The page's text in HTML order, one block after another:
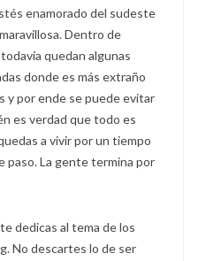
enamorado del sudeste
Dentro de
quedan algunas
donde es más extraño
y por ende se puede evitar
es verdad que todo es
a vivir por un tiempo
paso. La gente termina por
dedicas al tema de los
No descartes lo de ser